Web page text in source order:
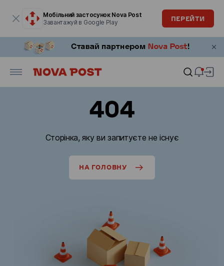
Мобільний застосунок Nova Post
Завантажуй в Google Play
ПЕРЕЙТИ
404
Сторінка, яку ви запитуєте не існує
НА ГОЛОВНУ